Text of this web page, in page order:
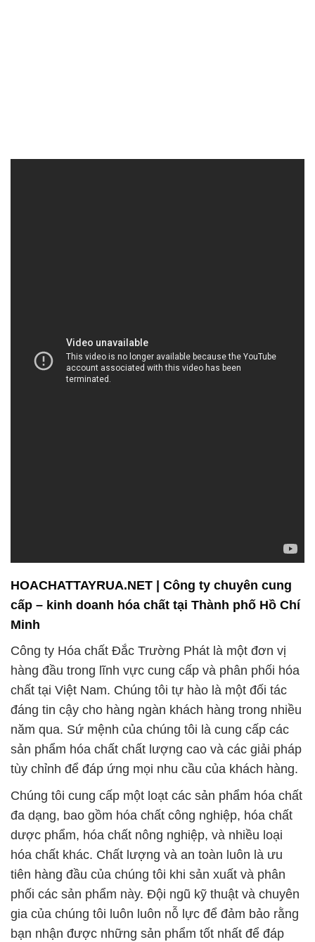
Công ty Hóa chất Đắc Trường Phát là một đơn vị
hàng đầu trong lĩnh vực cung cấp và phân phối hóa
chất tại Việt Nam. Chúng tôi tự hào là một đối tác
đáng tin cậy cho hàng ngàn khách hàng trong nhiều
năm qua. Sứ mệnh của chúng tôi là cung cấp các
sản phẩm hóa chất chất lượng cao và các giải pháp
tùy chỉnh để đáp ứng mọi nhu cầu của khách hàng.
Chúng tôi cung cấp một loạt các sản phẩm hóa chất
đa dạng, bao gồm hóa chất công nghiệp, hóa chất
dược phẩm, hóa chất nông nghiệp, và nhiều loại
hóa chất khác. Chất lượng và an toàn luôn là ưu
tiên hàng đầu của chúng tôi khi sản xuất và phân
phối các sản phẩm này. Đội ngũ kỹ thuật và chuyên
gia của chúng tôi luôn luôn nỗ lực để đảm bảo rằng
bạn nhận được những sản phẩm tốt nhất để đáp
ứng mọi yêu cầu của bạn.
Hóa chất xử lý nước là một trong những dịch vụ
quan trọng mà chúng tôi cung cấp. Chúng tôi hiểu
rằng việc xử lý nước thải và nước sạch là một phần